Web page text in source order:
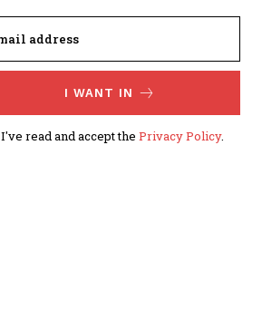
I WANT IN
I've read and accept the Privacy Policy.